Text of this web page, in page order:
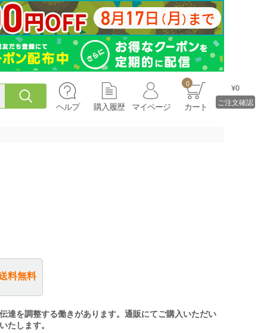
ヘルプ 購入履歴 マイページ
0
カート
¥0
ご注文確認
料無料
達を調整する働きがあります。通販にてご購入いただい
たします。